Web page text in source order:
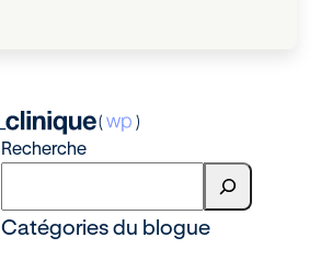
Recherche
Catégories du blogue